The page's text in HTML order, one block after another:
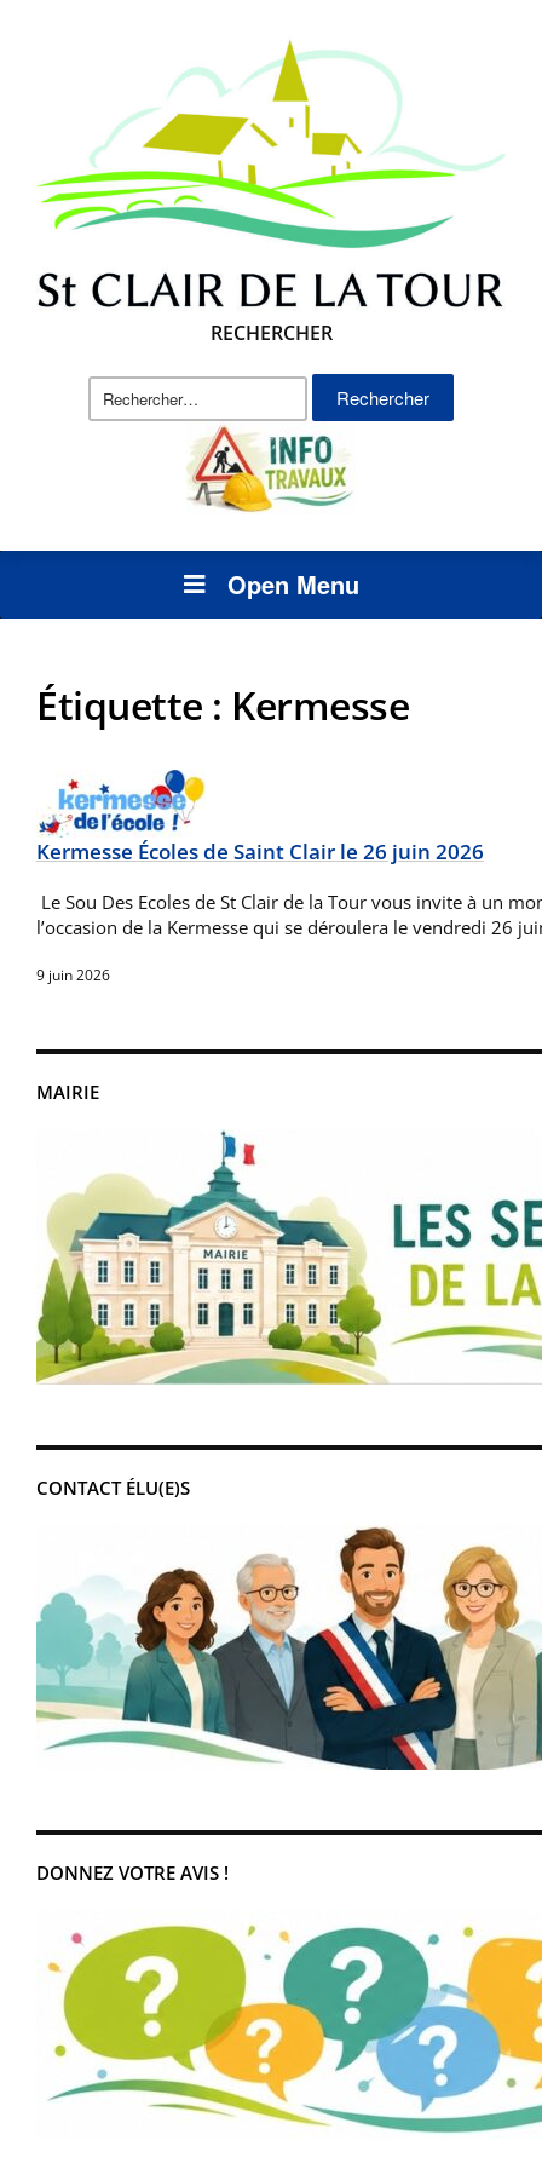
RECHERCHER
Rechercher :
Open Menu
MAIRIE
CONTACT ÉLU(E)S
DONNEZ VOTRE AVIS !
Étiquette : Kermesse
Kermesse Écoles de Saint Clair le 26 juin 2026
Le Sou Des Ecoles de St Clair de la Tour vous invite à un
l’occasion de la Kermesse qui se déroulera le vendredi 26
9 juin 2026